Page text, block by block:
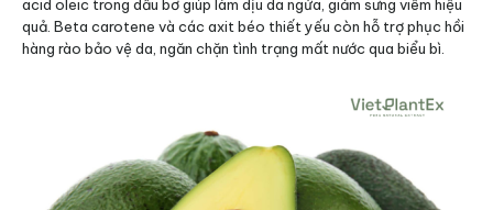
acid oleic trong dầu bơ giúp làm dịu da ngứa, giảm sưng viêm hiệu
quả. Beta carotene và các axit béo thiết yếu còn hỗ trợ phục hồi
hàng rào bảo vệ da, ngăn chặn tình trạng mất nước qua biểu bì.